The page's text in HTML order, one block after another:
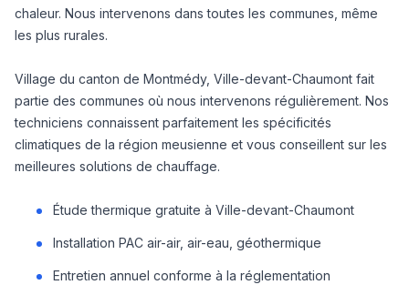
chaleur. Nous intervenons dans toutes les communes, même
les plus rurales.
Village du canton de Montmédy, Ville-devant-Chaumont fait
partie des communes où nous intervenons régulièrement. Nos
techniciens connaissent parfaitement les spécificités
climatiques de la région meusienne et vous conseillent sur les
meilleures solutions de chauffage.
Étude thermique gratuite à Ville-devant-Chaumont
Installation PAC air-air, air-eau, géothermique
Entretien annuel conforme à la réglementation